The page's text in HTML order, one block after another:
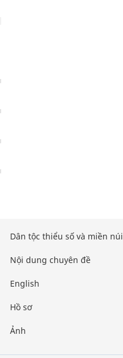
Dân tộc thiểu số và miền núi
Nội dung chuyên đề
English
Hồ sơ
Ảnh